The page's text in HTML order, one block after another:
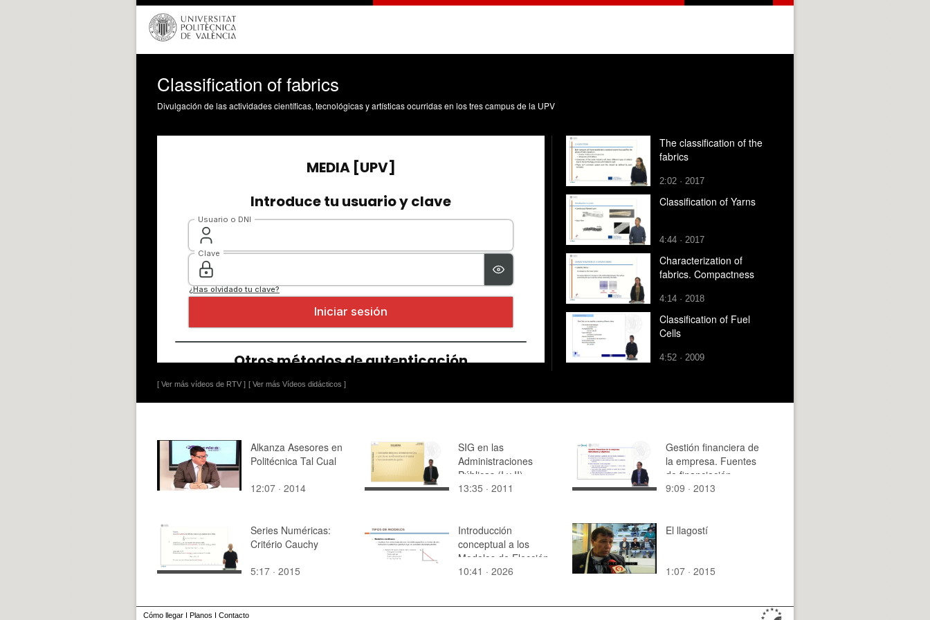
Classification of fabrics
Divulgación de las actividades científicas, tecnológicas y artísticas ocurridas en los tres campus de la UPV
[ Ver más vídeos de RTV ] [ Ver más Vídeos didácticos ]
The classification of the
fabrics
2:02 · 2017
Classification of Yarns
4:44 · 2017
Characterization of
fabrics. Compactness
4:14 · 2018
Classification of Fuel
Cells
4:52 · 2009
Alkanza Asesores en
Politécnica Tal Cual
12:07 · 2014
SIG en las
Administraciones
Públicas (I y II)
13:35 · 2011
Gestión financiera de
la empresa. Fuentes
de financiación.
Financiación interna y
9:09 · 2013
Series Numéricas:
Critério Cauchy
5:17 · 2015
Introducción
conceptual a los
Modelos de Elección
Discreta
10:41 · 2026
El llagostí
1:07 · 2015
Cómo llegar I Planos I Contacto